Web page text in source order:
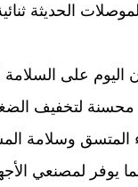
الموصلات
على السلامة
لتخفيف الضغط
المتسق وسلامة